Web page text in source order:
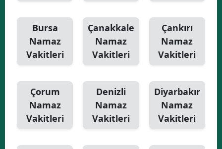
Bursa
Namaz
Vakitleri
Çanakkale
Namaz
Vakitleri
Çankırı
Namaz
Vakitleri
Çorum
Namaz
Vakitleri
Denizli
Namaz
Vakitleri
Diyarbakır
Namaz
Vakitleri